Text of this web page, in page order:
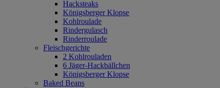
Hacksteaks
Königsberger Klopse
Kohlroulade
Rindergulasch
Rinderroulade
Fleischgerichte
2 Kohlrouladen
6 Jäger-Hackbällchen
Königsberger Klopse
Baked Beans